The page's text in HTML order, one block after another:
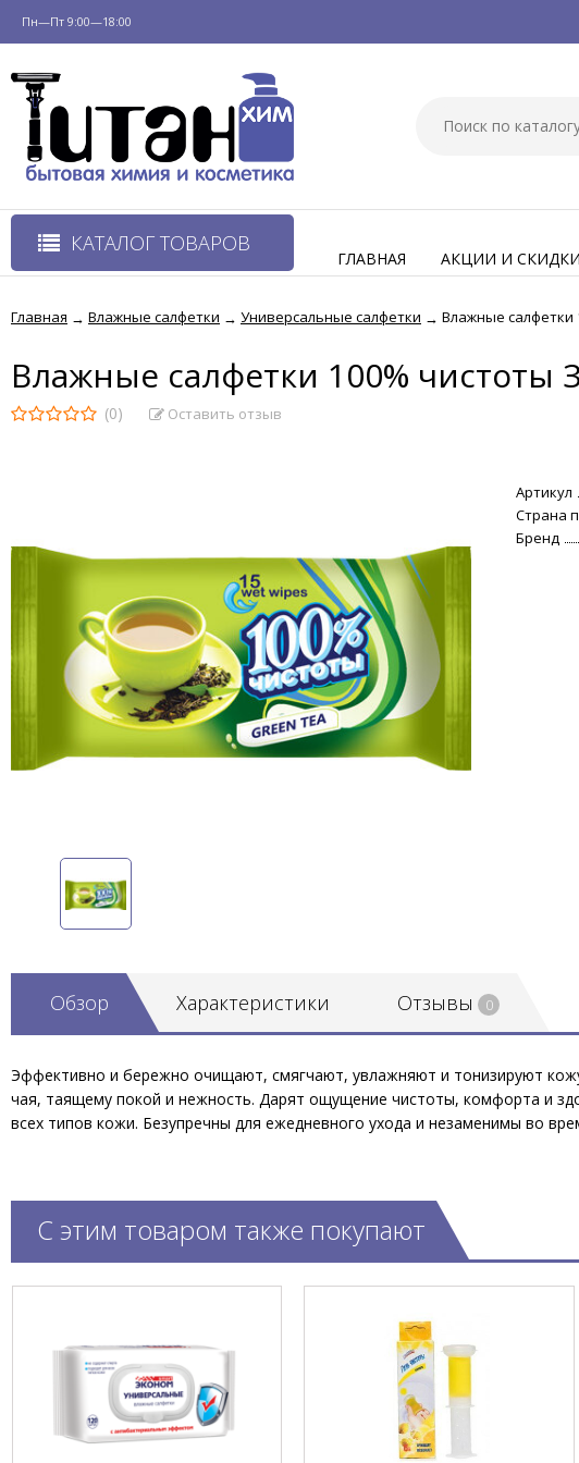
Пн—Пт 9:00—18:00
КАТАЛОГ ТОВАРОВ
ГЛАВНАЯ АКЦИИ И СКИДКИ
Главная → Влажные салфетки → Универсальные салфетки → Влажные салфетки
Влажные салфетки 100% чистоты
(0) Оставить отзыв
Артикул
Страна
Бренд
Обзор Характеристики Отзывы 0
Эффективно и бережно очищают, смягчают, увлажняют и тонизируют
чая, таящему покой и нежность. Дарят ощущение чистоты, комфорта и
всех типов кожи. Безупречны для ежедневного ухода и незаменимы во
С этим товаром также покупают